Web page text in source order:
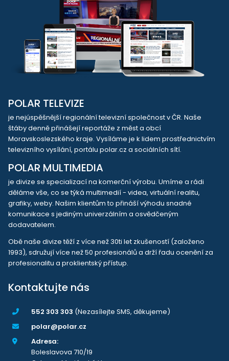
POLAR TELEVIZE
je nejúspěšnější regionální televizní společnost v ČR. Naše
štáby denně přinášejí reportáže z měst a obcí
Moravskoslezského kraje. Vysíláme je k lidem prostřednictvím
televizního vysílání, portálu polar.cz a sociálních sítí.
POLAR MULTIMEDIA
je divize se specializací na komerční výrobu. Umíme a rádi
děláme vše, co se týká multimedií - videa, virtuální realitu,
grafiky, weby. Našim klientům to přináší výhodu snadné
komunikace s jediným univerzálním a osvědčeným
dodavatelem.
Obě naše divize těží z více než 30ti let zkušeností (založeno
1993), sdružují více než 50 profesionálů a drží řadu ocenění za
profesionalitu a proklientský přístup.
Kontaktujte nás
552 303 303 (Nezasílejte SMS, děkujeme)
polar@polar.cz
Adresa:
Boleslavova 710/19